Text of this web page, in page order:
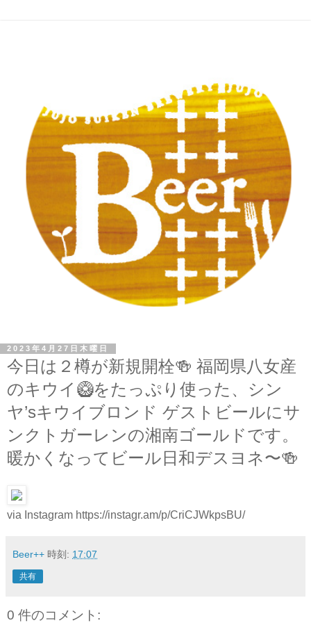
2023年4月27日木曜日
今日は２樽が新規開栓🍻 福岡県八女産
のキウイ🥝をたっぷり使った、シン
ヤ’sキウイブロンド ゲストビールにサ
ンクトガーレンの湘南ゴールドです。
暖かくなってビール日和デスヨネ〜🍻
via Instagram https://instagr.am/p/CriCJWkpsBU/
Beer++ 時刻: 17:07
共有
0 件のコメント: